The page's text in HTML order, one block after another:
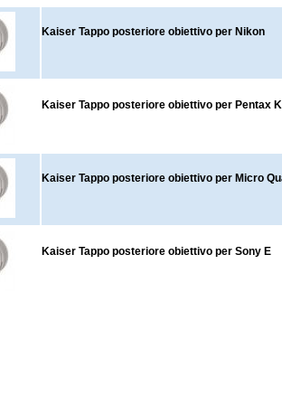
Kaiser Tappo posteriore obiettivo per Nikon
Kaiser Tappo posteriore obiettivo per Pentax
Kaiser Tappo posteriore obiettivo per Micro
Kaiser Tappo posteriore obiettivo per Sony E